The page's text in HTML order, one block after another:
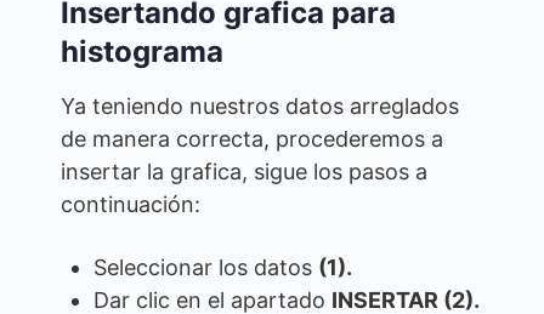
Insertando grafica para
histograma
Ya teniendo nuestros datos arreglados
de manera correcta, procederemos a
insertar la grafica, sigue los pasos a
continuación:
Seleccionar los datos (1).
Dar clic en el apartado INSERTAR (2).